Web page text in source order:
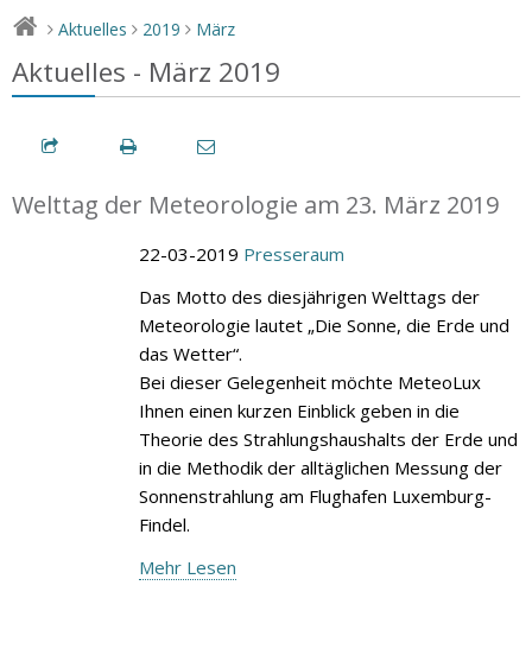
> Aktuelles > 2019 > März
Aktuelles - März 2019
Welttag der Meteorologie am 23. März 2019
22-03-2019 Presseraum
Das Motto des diesjährigen Welttags der
Meteorologie lautet „Die Sonne, die Erde und
das Wetter“.
Bei dieser Gelegenheit möchte MeteoLux
Ihnen einen kurzen Einblick geben in die
Theorie des Strahlungshaushalts der Erde und
in die Methodik der alltäglichen Messung der
Sonnenstrahlung am Flughafen Luxemburg-
Findel.
Mehr Lesen